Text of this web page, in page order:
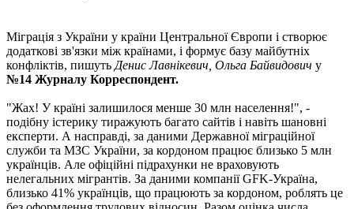
Міграція з України у країни Центральної Європи і створює
додаткові зв'язки між країнами, і формує базу майбутніх
конфліктів, пишуть Денис Лавнікевич, Ольга Байвидович у
№14 Журналу Корреспондент.
"Жах! У країні залишилося менше 30 млн населення!", -
подібну істерику тиражують багато сайтів і навіть шановні
експерти. А насправді, за даними Державної міграційної
служби та МЗС України, за кордоном працює близько 5 млн
українців. Але офіційні підрахунки не враховують
нелегальних мігрантів. За даними компанії GFK-Україна,
близько 41% українців, що працюють за кордоном, роблять це